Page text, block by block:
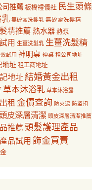
司推薦板橋禮儀社 民生頭條
無矽靈洗髮乳 無矽靈洗髮精
精推薦 熱水器 熱泵
用 生薑洗髮乳 生薑洗髮精
試用 神明桌 神桌 租公司地址
地址 租工商地址
地址結婚黃金出租
草本沐浴乳 草本沐浴露
租 金價查詢 防火泥 防盜扣
皮深層清潔 頭皮深層清潔推薦
推薦頭髮護理產品
品試用 飾金買賣